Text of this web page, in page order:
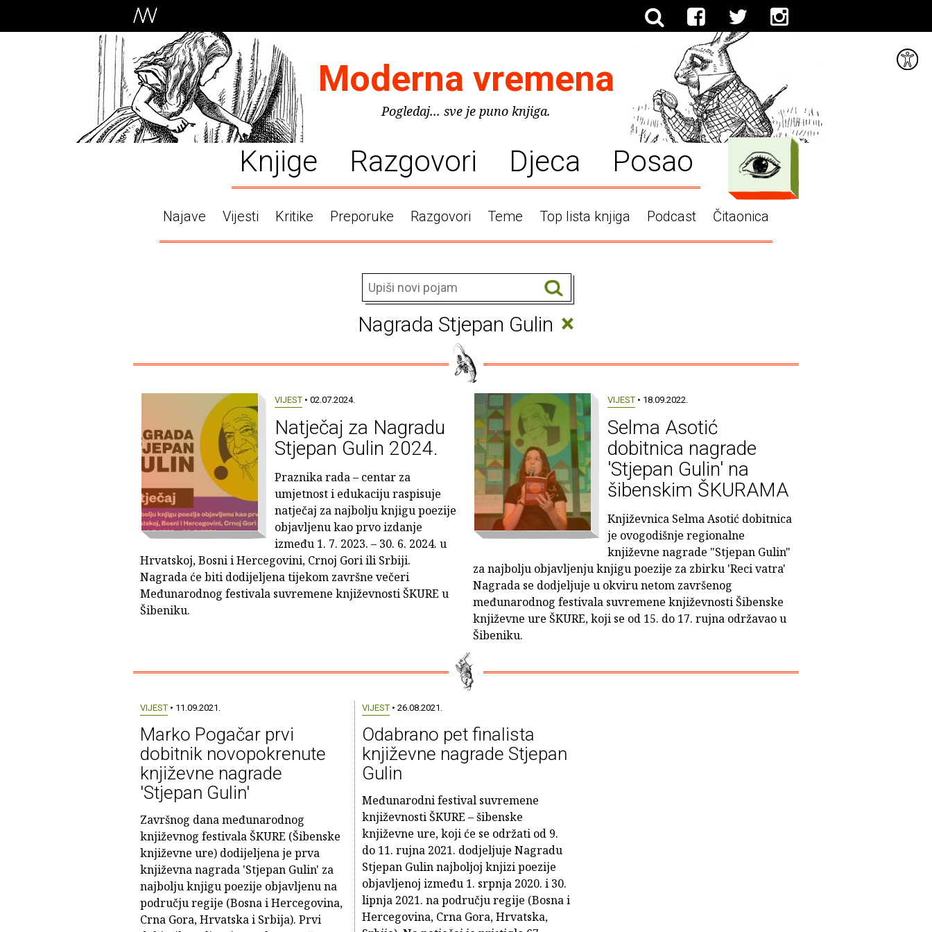
Moderna vremena
Pogledaj... sve je puno knjiga.
Knjige Razgovori Djeca Posao
Najave Vijesti Kritike Preporuke Razgovori Teme Top lista knjiga Podcast Čitaonica
Nagrada Stjepan Gulin ×
VIJEST • 02.07.2024.
Natječaj za Nagradu
Stjepan Gulin 2024.
Praznika rada – centar za
umjetnost i edukaciju raspisuje
natječaj za najbolju knjigu poezije
objavljenu kao prvo izdanje
između 1. 7. 2023. – 30. 6. 2024. u
Hrvatskoj, Bosni i Hercegovini, Crnoj Gori ili Srbiji.
Nagrada će biti dodijeljena tijekom završne večeri
Međunarodnog festivala suvremene književnosti ŠKURE u
Šibeniku.
VIJEST • 18.09.2022.
Selma Asotić
dobitnica nagrade
'Stjepan Gulin' na
šibenskim ŠKURAMA
Književnica Selma Asotić dobitnica
je ovogodišnje regionalne
književne nagrade "Stjepan Gulin"
za najbolju objavljenju knjigu poezije za zbirku 'Reci vatra'
Nagrada se dodjeljuje u okviru netom završenog
međunarodnog festivala suvremene književnosti Šibenske
književne ure ŠKURE, koji se od 15. do 17. rujna održavao u
Šibeniku.
VIJEST• 11.09.2021.
Marko Pogačar prvi
dobitnik novopokrenute
književne nagrade
'Stjepan Gulin'
Završnog dana međunarodnog
književnog festivala ŠKURE (Šibenske
književne ure) dodijeljena je prva
književna nagrada 'Stjepan Gulin' za
najbolju knjigu poezije objavljenu na
području regije (Bosna i Hercegovina,
Crna Gora, Hrvatska i Srbija). Prvi
VIJEST• 26.08.2021.
Odabrano pet finalista
književne nagrade Stjepan
Gulin
Međunarodni festival suvremene
književnosti ŠKURE – šibenske
književne ure, koji će se održati od 9.
do 11. rujna 2021. dodjeljuje Nagradu
Stjepan Gulin najboljoj knjizi poezije
objavljenoj između 1. srpnja 2020. i 30.
lipnja 2021. na području regije (Bosna i
Hercegovina, Crna Gora, Hrvatska,